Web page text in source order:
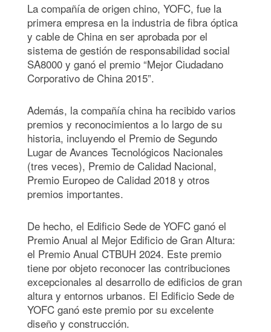
La compañía de origen chino, YOFC, fue la
primera empresa en la industria de fibra óptica
y cable de China en ser aprobada por el
sistema de gestión de responsabilidad social
SA8000 y ganó el premio “Mejor Ciudadano
Corporativo de China 2015”.
Además, la compañía china ha recibido varios
premios y reconocimientos a lo largo de su
historia, incluyendo el Premio de Segundo
Lugar de Avances Tecnológicos Nacionales
(tres veces), Premio de Calidad Nacional,
Premio Europeo de Calidad 2018 y otros
premios importantes.
De hecho, el Edificio Sede de YOFC ganó el
Premio Anual al Mejor Edificio de Gran Altura:
el Premio Anual CTBUH 2024. Este premio
tiene por objeto reconocer las contribuciones
excepcionales al desarrollo de edificios de gran
altura y entornos urbanos. El Edificio Sede de
YOFC ganó este premio por su excelente
diseño y construcción.